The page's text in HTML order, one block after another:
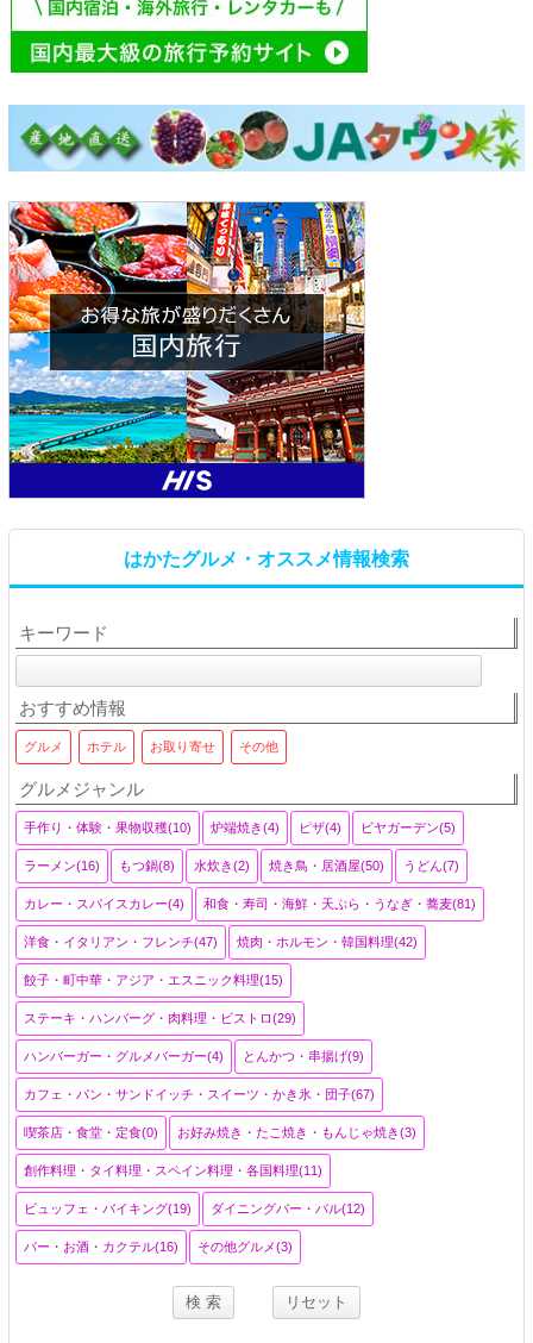
はかたグルメ・オススメ情報検索
キーワード
おすすめ情報
グルメ ホテル お取り寄せ その他
グルメジャンル
手作り・体験・果物収穫(10) 炉端焼き(4) ピザ(4) ビヤガーデン(5)
ラーメン(16) もつ鍋(8) 水炊き(2) 焼き鳥・居酒屋(50) うどん(7)
カレー・スパイスカレー(4) 和食・寿司・海鮮・天ぷら・うなぎ・蕎麦(81)
洋食・イタリアン・フレンチ(47) 焼肉・ホルモン・韓国料理(42)
餃子・町中華・アジア・エスニック料理(15)
ステーキ・ハンバーグ・肉料理・ビストロ(29)
ハンバーガー・グルメバーガー(4) とんかつ・串揚げ(9)
カフェ・パン・サンドイッチ・スイーツ・かき氷・団子(67)
喫茶店・食堂・定食(0) お好み焼き・たこ焼き・もんじゃ焼き(3)
創作料理・タイ料理・スペイン料理・各国料理(11)
ビュッフェ・バイキング(19) ダイニングバー・バル(12)
バー・お酒・カクテル(16) その他グルメ(3)